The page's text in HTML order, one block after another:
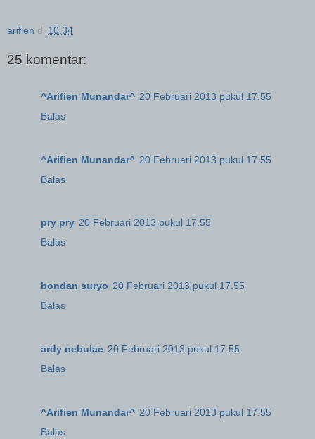
arifien di 10.34
25 komentar:
^Arifien Munandar^ 20 Februari 2013 pukul 17.55
Balas
^Arifien Munandar^ 20 Februari 2013 pukul 17.55
Balas
pry pry 20 Februari 2013 pukul 17.55
Balas
bondan suryo 20 Februari 2013 pukul 17.55
Balas
ardy nebulae 20 Februari 2013 pukul 17.55
Balas
^Arifien Munandar^ 20 Februari 2013 pukul 17.55
Balas